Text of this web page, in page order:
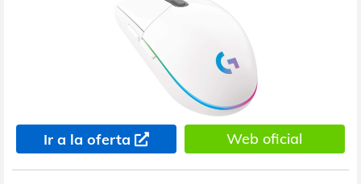
Ir a la oferta Web oficial